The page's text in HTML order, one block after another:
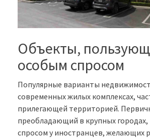
Объекты,
особым спросом
Популярные варианты
современных жилых комплексах,
прилегающей территорией.
преобладающий в крупных городах,
спросом у иностранцев, желающих